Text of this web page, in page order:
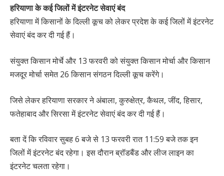
हरियाणा के कई जिलों में इंटरनेट सेवाएं बंद
हरियाणा में किसानों के दिल्ली कूच को लेकर प्रदेश के कई जिलों में इंटरनेट
सेवाएं बंद कर दी गई हैं।
संयुक्त किसान मोर्चे और 13 फरवरी को संयुक्त किसान मोर्चा और किसान
मजदूर मोर्चा समेत 26 किसान संगठन दिल्ली कूच करेंगे।
जिसे लेकर हरियाणा सरकार ने अंबाला, कुरुक्षेत्र, कैथल, जींद, हिसार,
फतेहाबाद और सिरसा में इंटरनेट सेवाएं बंद कर दी गई हैं।
बता दें कि रविवार सुबह 6 बजे से 13 फरवरी रात 11:59 बजे तक इन
जिलों में इंटरनेट बंद रहेगा। इस दौरान ब्रॉडबैंड और लीज लाइन का
इंटरनेट चलता रहेगा।